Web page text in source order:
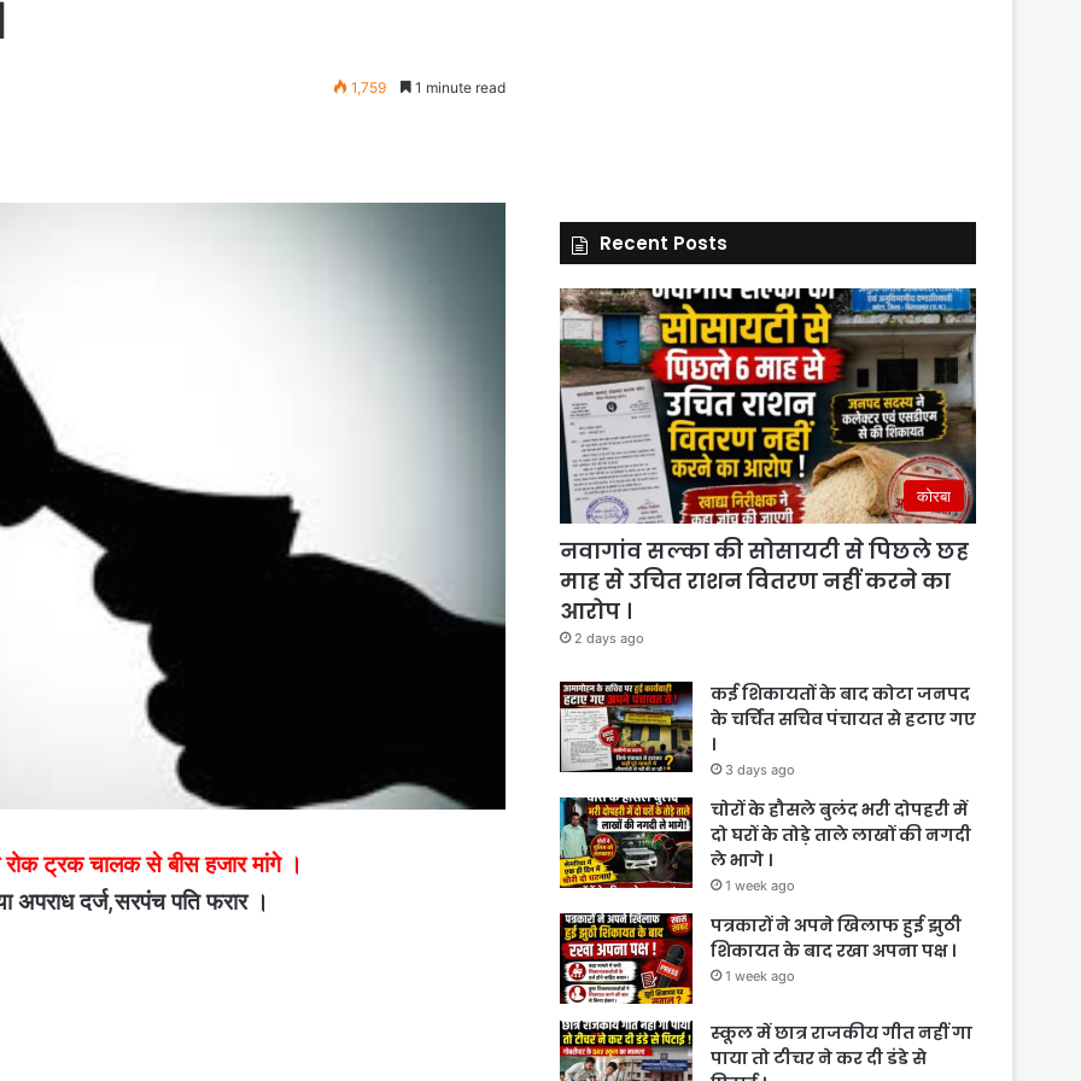
1,759 1 minute read
ट्रक चालक से बीस हजार मांगे ।
अपराध दर्ज,सरपंच पति फरार ।
Recent Posts
कोरबा
नवागांव सल्का की सोसायटी से पिछले छह
माह से उचित राशन वितरण नहीं करने का
आरोप ।
2 days ago
कई शिकायतों के बाद कोटा जनपद
के चर्चित सचिव पंचायत से हटाए गए
।
3 days ago
चोरों के हौसले बुलंद भरी दोपहरी में
दो घरों के तोड़े ताले लाखों की नगदी
ले भागे ।
1 week ago
पत्रकारों ने अपने खिलाफ हुई झुठी
शिकायत के बाद रखा अपना पक्ष ।
1 week ago
स्कूल में छात्र राजकीय गीत नहीं गा
पाया तो टीचर ने कर दी डंडे से